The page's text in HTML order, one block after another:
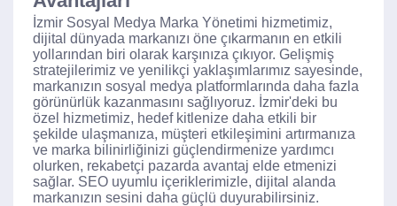
İzmir Sosyal Medya Marka Yönetimi hizmetimiz,
dijital dünyada markanızı öne çıkarmanın en etkili
yollarından biri olarak karşınıza çıkıyor. Gelişmiş
stratejilerimiz ve yenilikçi yaklaşımlarımız sayesinde,
markanızın sosyal medya platformlarında daha fazla
görünürlük kazanmasını sağlıyoruz. İzmir'deki bu
özel hizmetimiz, hedef kitlenize daha etkili bir
şekilde ulaşmanıza, müşteri etkileşimini artırmanıza
ve marka bilinirliğinizi güçlendirmenize yardımcı
olurken, rekabetçi pazarda avantaj elde etmenizi
sağlar. SEO uyumlu içeriklerimizle, dijital alanda
markanızın sesini daha güçlü duyurabilirsiniz.